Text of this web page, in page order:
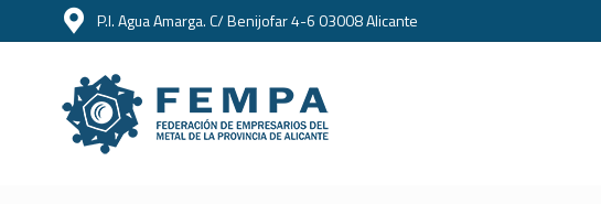
P.I. Agua Amarga. C/ Benijofar 4-6 03008 Alicante
Home Cursos